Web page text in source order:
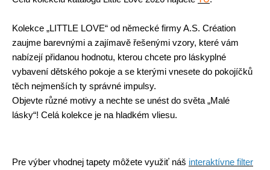
Kolekce „LITTLE LOVE“ od německé firmy A.S. Création
zaujme barevnými a zajímavě řešenými vzory, které vám
nabízejí přidanou hodnotu, kterou chcete pro láskyplné
vybavení dětského pokoje a se kterými vnesete do pokojíčků
těch nejmenších ty správné impulsy.
Objevte různé motivy a nechte se unést do světa „Malé
lásky“! Celá kolekce je na hladkém vliesu.
Pre výber vhodnej tapety môžete využiť náš interaktívne filter